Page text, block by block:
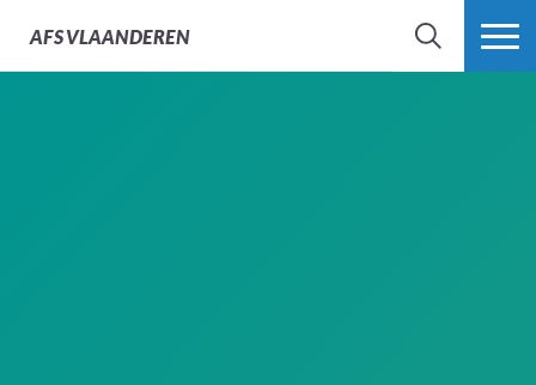
AFSVLAANDEREN
ZOEK MEER